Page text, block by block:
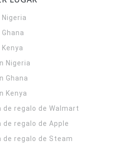
Nigeria
Ghana
Kenya
regalo de Walmart
regalo de Apple
regalo de Steam